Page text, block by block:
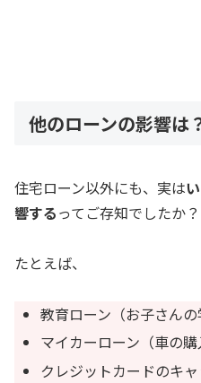
他のローンの影響は
住宅ローン以外にも、実は
響するってご存知でしたか？
たとえば、
教育ローン（お子さんの
マイカーローン（車の購
クレジットカードのキ